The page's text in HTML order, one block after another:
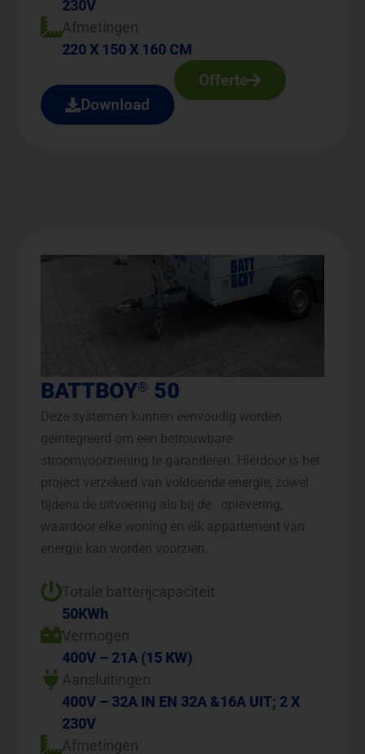
230V
Afmetingen
220 X 150 X 160 CM
Download
Offerte
BATTBOY® 50
Deze systemen kunnen eenvoudig worden
geïntegreerd om een betrouwbare
stroomvoorziening te garanderen. Hierdoor is het
project verzekerd van voldoende energie, zowel
tijdens de uitvoering als bij de oplevering,
waardoor elke woning en elk appartement van
energie kan worden voorzien.
Totale batterijcapaciteit
50KWh
Vermogen
400V – 21A (15 KW)
Aansluitingen
400V – 32A IN EN 32A &16A UIT; 2 X
230V
Afmetingen